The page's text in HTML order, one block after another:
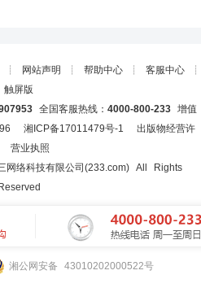
┊ 网站声明 ┊ 帮助中心 ┊ 客服中心 ┊
触屏版
全国客服热线： 4000-800-233增值
湘ICP备17011479号-1
出版物经营许
营业执照
网络科技有限公司(233.com)All Rights
Reserved
湘公网安备 43010202000522号